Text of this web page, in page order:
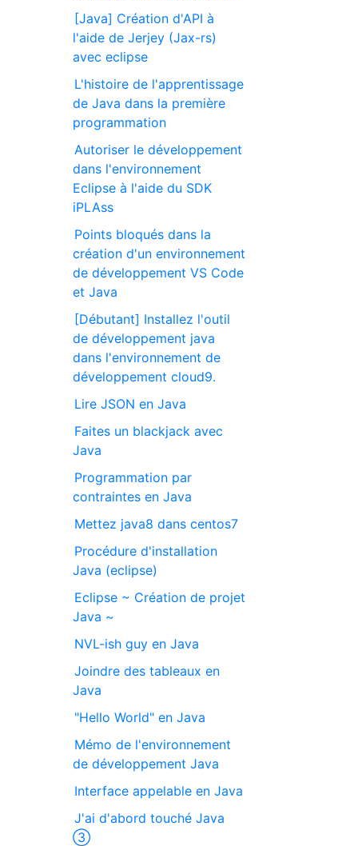
[Java] Création d'API à
l'aide de Jerjey (Jax-rs)
avec eclipse
L'histoire de l'apprentissage
de Java dans la première
programmation
Autoriser le développement
dans l'environnement
Eclipse à l'aide du SDK
iPLAss
Points bloqués dans la
création d'un environnement
de développement VS Code
et Java
[Débutant] Installez l'outil
de développement java
dans l'environnement de
développement cloud9.
Lire JSON en Java
Faites un blackjack avec
Java
Programmation par
contraintes en Java
Mettez java8 dans centos7
Procédure d'installation
Java (eclipse)
Eclipse ~ Création de projet
Java ~
NVL-ish guy en Java
Joindre des tableaux en
Java
"Hello World" en Java
Mémo de l'environnement
de développement Java
Interface appelable en Java
J'ai d'abord touché Java
③